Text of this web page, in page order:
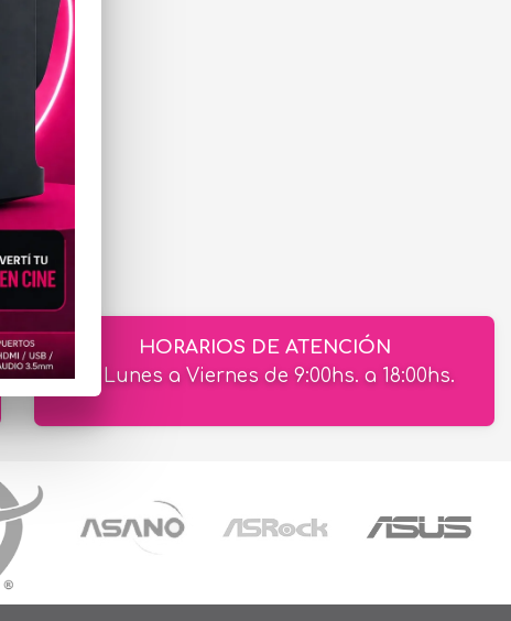
HORARIOS DE ATENCIÓN
de Lunes a Viernes de 9:00hs. a 18:00hs.